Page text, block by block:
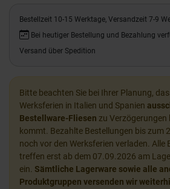
Bestellzeit 10-15 Werktage, Versandzeit 7-9
Bei heutiger Bestellung und Bezahlung
Versand über Spedition
Bitte beachten Sie bei Ihrer Planung,
Werksferien in Italien und Spanien
Bestellware-Fliesen zu Verzögerungen
kommt. Bezahlte Bestellungen bis zum
noch vor den Werksferien verladen. Alle
treffen erst ab dem 07.09.2026 am
ein. Sämtliche Lagerware sowie alle
Produktgruppen versenden wir